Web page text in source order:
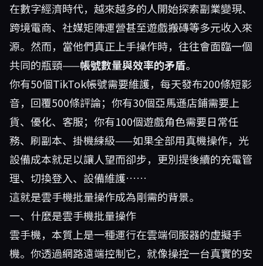
在數字經濟時代，越來越多的人開始探索副業變現、
跨境電商、社媒矩陣運營甚至遊戲搬磚等多元收入來
源。然而，當他們真正上手操作時，往往會面臨一個
共同的瓶頸——帳號數量與效率的矛盾。
你有50個TikTok帳號需要維護，每天發布200條短影
音，回覆500條評論；你有30個亞馬遜店鋪需要上
貨、優化、客服；你有100個遊戲角色需要日常任
務、刷副本、掛機練級——如果全部用真機操作，光
設備成本就足以讓人望而卻步，更別提後續的充電管
理、切換登入、設備維護……
這就是雲手機批量操作成為剛需的背景。
一、什麼是雲手機批量操作
雲手機，本質上是一種運行在雲端伺服器的虛擬手
機。你透過網路遠端控制它，就像操控一台真實的安